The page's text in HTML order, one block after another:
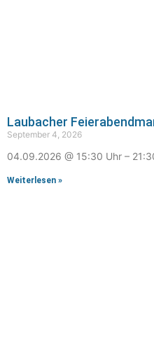
Laubacher
September 4, 2026
04.09.2026 @ 15:30 Uhr –
Weiterlesen »